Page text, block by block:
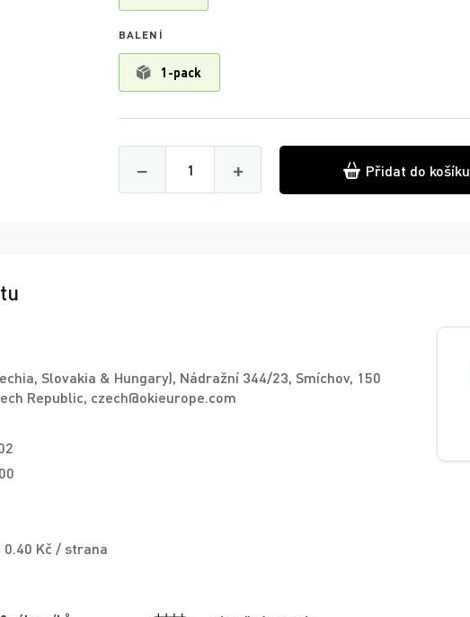
BALENÍ
1-pack
−
Množství
+ Přidat do košíku
Slovakia & Hungary), Nádražní 344/23, Smíchov, 150
Republic, czech@okieurope.com
0.40 Kč / strana